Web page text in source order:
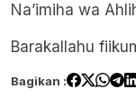
Na’imiha wa
Barakallahu
Bagikan :